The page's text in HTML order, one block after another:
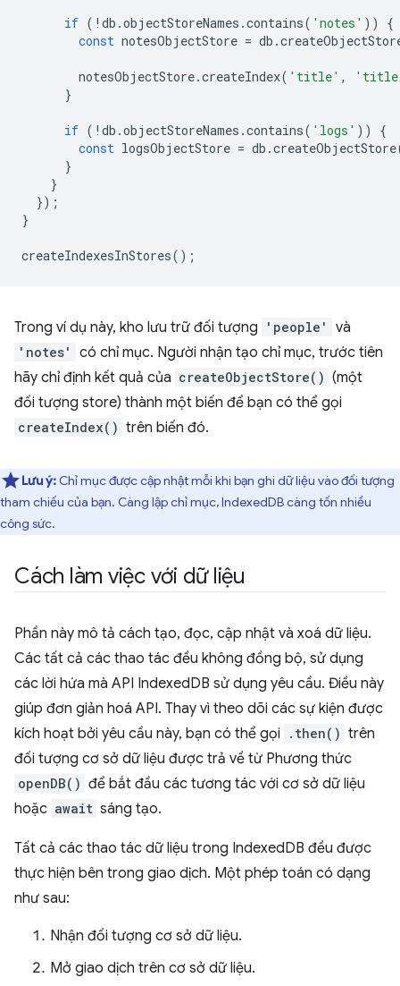
if ( ! db .objectStoreNames .contains( 'notes' ))
{
const notesObjectStore = db .
notesObjectStore.createIndex( 'title' ,
}
if ( ! db .objectStoreNames .contains( 'logs' ))
{
const logsObjectStore = db .createObjectStore
}
}
});
}
createIndexesInStores();
Trong ví dụ này, kho lưu trữ đối tượng 'people' và
'notes'
có chỉ mục. Người nhận tạo chỉ mục, trước tiên
hãy chỉ định kết quả của createObjectStore() (một
đối tượng store) thành một biến để bạn có thể gọi
createIndex() trên biến đó.
Lưu ý: Chỉ mục được cập nhật mỗi khi bạn ghi dữ liệu vào đối tượng
tham chiếu của bạn. Càng lập chỉ mục, IndexedDB càng tốn nhiều
công sức.
Cách làm việc với dữ liệu
Phần này mô tả cách tạo, đọc, cập nhật và xoá dữ liệu.
Các tất cả các thao tác đều không đồng bộ, sử dụng
các lời hứa mà API IndexedDB sử dụng yêu cầu. Điều này
giúp đơn giản hoá API. Thay vì theo dõi các sự kiện được
kích hoạt bởi yêu cầu này, bạn có thể gọi
.then() trên
đối tượng cơ sở dữ liệu được trả về từ Phương thức
openDB() để bắt đầu các tương tác với cơ sở dữ liệu
hoặc await sáng tạo.
Tất cả các thao tác dữ liệu trong IndexedDB đều được
thực hiện bên trong giao dịch. Một phép toán có dạng
như sau:
Nhận đối tượng cơ sở dữ liệu.
Mở giao dịch trên cơ sở dữ liệu.